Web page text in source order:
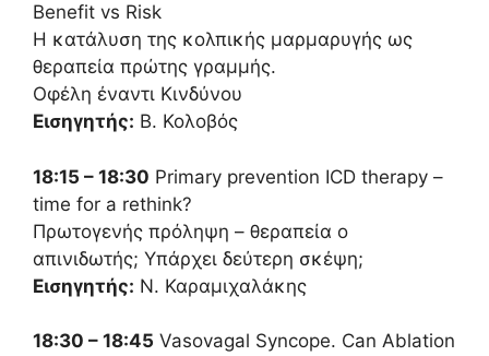
Benefit vs Risk
Η κατάλυση της κολπικής μαρμαρυγής ως
θεραπεία πρώτης γραμμής.
Οφέλη έναντι Κινδύνου
Εισηγητής: Β. Κολοβός
18:15 – 18:30 Primary prevention ICD therapy –
time for a rethink?
Πρωτογενής πρόληψη – θεραπεία ο
απινιδωτής; Υπάρχει δεύτερη σκέψη;
Εισηγητής: Ν. Καραμιχαλάκης
18:30 – 18:45 Vasovagal Syncope. Can Ablation